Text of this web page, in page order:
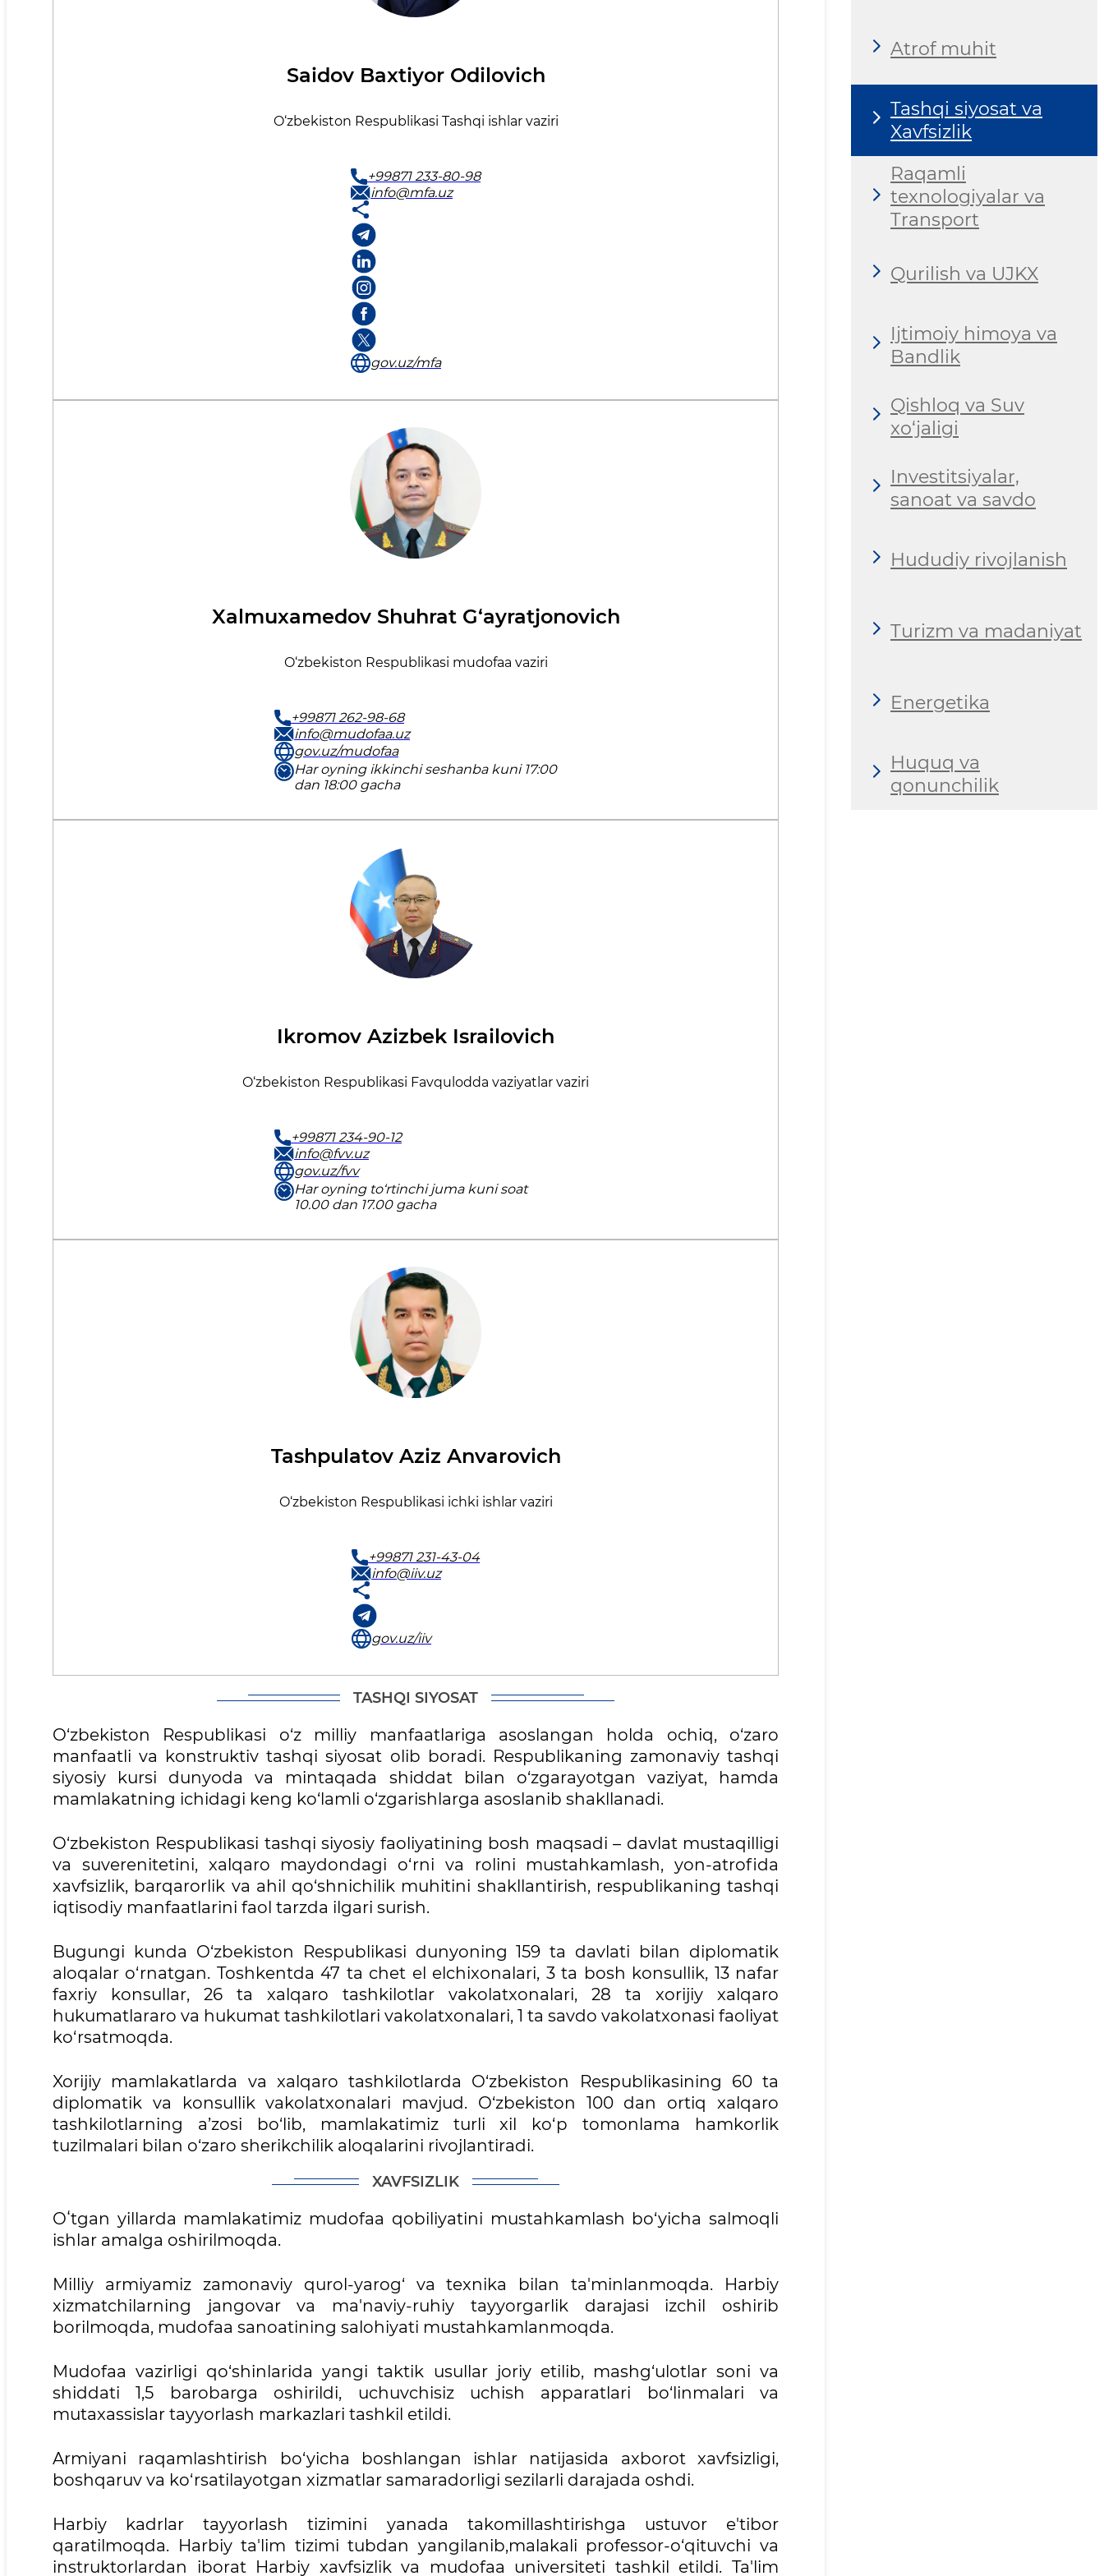
Saidov Baxtiyor Odilovich
O‘zbеkistоn Rеspublikаsi Tаshqi ishlаr vаziri
+99871 233-80-98
info@mfa.uz
gov.uz/mfa
Xalmuxamedov Shuhrat G‘ayratjonovich
O‘zbekiston Respublikasi mudofaa vaziri
+99871 262-98-68
info@mudofaa.uz
gov.uz/mudofaa
Har oyning ikkinchi seshanba kuni 17:00
dan 18:00 gacha
Ikrоmov Azizbek Israilovich
O‘zbеkistоn Rеspublikаsi Favqulоddа vаziyatlаr vаziri
+99871 234-90-12
info@fvv.uz
gov.uz/fvv
Har oyning to‘rtinchi juma kuni soat
10.00 dan 17.00 gacha
Tashpulatov Aziz Anvarovich
O‘zbеkiston Rеspublikаsi ichki ishlаr vаziri
+99871 231-43-04
info@iiv.uz
gov.uz/iiv
TASHQI SIYOSAT
O‘zbekiston Respublikasi o‘z milliy manfaatlariga asoslangan holda ochiq, o‘zaro
manfaatli va konstruktiv tashqi siyosat olib boradi. Respublikaning zamonaviy tashqi
siyosiy kursi dunyoda va mintaqada shiddat bilan o‘zgarayotgan vaziyat, hamda
mamlakatning ichidagi keng ko‘lamli o‘zgarishlarga asoslanib shakllanadi.
O‘zbekiston Respublikasi tashqi siyosiy faoliyatining bosh maqsadi – davlat mustaqilligi
va suverenitetini, xalqaro maydondagi o‘rni va rolini mustahkamlash, yon-atrofida
xavfsizlik, barqarorlik va ahil qo‘shnichilik muhitini shakllantirish, respublikaning tashqi
iqtisodiy manfaatlarini faol tarzda ilgari surish.
Bugungi kunda O‘zbekiston Respublikasi dunyoning 159 ta davlati bilan diplomatik
aloqalar o‘rnatgan. Toshkentda 47 ta chet el elchixonalari, 3 ta bosh konsullik, 13 nafar
faxriy konsullar, 26 ta xalqaro tashkilotlar vakolatxonalari, 28 ta xorijiy xalqaro
hukumatlararo va hukumat tashkilotlari vakolatxonalari, 1 ta savdo vakolatxonasi faoliyat
ko‘rsatmoqda.
Xorijiy mamlakatlarda va xalqaro tashkilotlarda O‘zbekiston Respublikasining 60 ta
diplomatik va konsullik vakolatxonalari mavjud. O‘zbekiston 100 dan ortiq xalqaro
tashkilotlarning a’zosi bo‘lib, mamlakatimiz turli xil ko‘p tomonlama hamkorlik
tuzilmalari bilan o‘zaro sherikchilik aloqalarini rivojlantiradi.
XAVFSIZLIK
Oʻtgan yillarda mamlakatimiz mudofaa qobiliyatini mustahkamlash bo‘yicha salmoqli
ishlar amalga oshirilmoqda.
Milliy armiyamiz zamonaviy qurol-yarog‘ va texnika bilan ta'minlanmoqda. Harbiy
xizmatchilarning jangovar va ma'naviy-ruhiy tayyorgarlik darajasi izchil oshirib
borilmoqda, mudofaa sanoatining salohiyati mustahkamlanmoqda.
Mudofaa vazirligi qo‘shinlarida yangi taktik usullar joriy etilib, mashg‘ulotlar soni va
shiddati 1,5 barobarga oshirildi, uchuvchisiz uchish apparatlari bo‘linmalari va
mutaxassislar tayyorlash markazlari tashkil etildi.
Armiyani raqamlashtirish bo‘yicha boshlangan ishlar natijasida axborot xavfsizligi,
boshqaruv va ko‘rsatilayotgan xizmatlar samaradorligi sezilarli darajada oshdi.
Harbiy kadrlar tayyorlash tizimini yanada takomillashtirishga ustuvor e'tibor
qaratilmoqda. Harbiy ta'lim tizimi tubdan yangilanib,malakali professor-o‘qituvchi va
instruktorlardan iborat Harbiy xavfsizlik va mudofaa universiteti tashkil etildi. Ta'lim
Atrof muhit
Tashqi siyosat va
Xavfsizlik
Raqamli
texnologiyalar va
Transport
Qurilish va UJKX
Ijtimoiy himoya va
Bandlik
Qishloq va Suv
xo‘jaligi
Investitsiyalar,
sanoat va savdo
Hududiy rivojlanish
Turizm va madaniyat
Energetika
Huquq va
qonunchilik